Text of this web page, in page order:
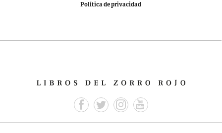
Política de privacidad